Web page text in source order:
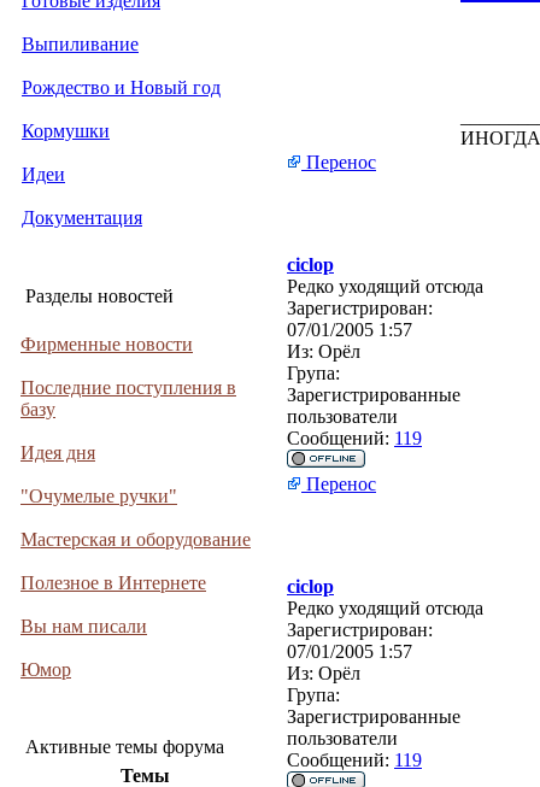
Выпиливание
Рождество и Новый год
Кормушки
Идеи
Документация
Разделы новостей
Фирменные новости
Последние поступления в
базу
Идея дня
"Очумелые ручки"
Мастерская и оборудование
Полезное в Интернете
Вы нам писали
Юмор
Активные темы форума
Темы
Перенос
ciclop
Редко уходящий отсюда
Зарегистрирован:
07/01/2005 1:57
Из: Орёл
Група:
Зарегистрированные
пользователи
Сообщений: 119
Перенос
ciclop
Редко уходящий отсюда
Зарегистрирован:
07/01/2005 1:57
Из: Орёл
Група:
Зарегистрированные
пользователи
Сообщений: 119